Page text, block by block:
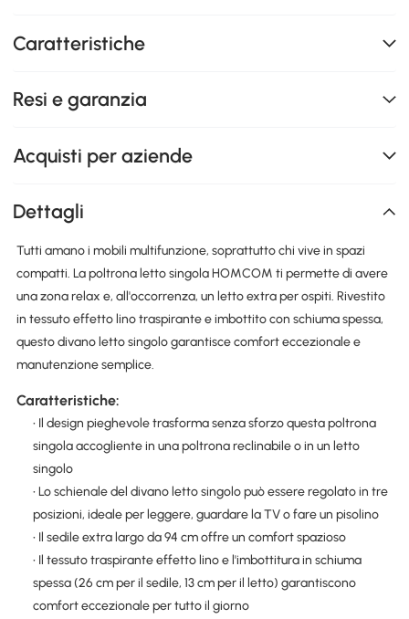
Caratteristiche
Resi e garanzia
Acquisti per aziende
Dettagli
Tutti amano i mobili multifunzione, soprattutto chi vive in spazi
compatti. La poltrona letto singola HOMCOM ti permette di avere
una zona relax e, all'occorrenza, un letto extra per ospiti. Rivestito
in tessuto effetto lino traspirante e imbottito con schiuma spessa,
questo divano letto singolo garantisce comfort eccezionale e
manutenzione semplice.
Caratteristiche:
• Il design pieghevole trasforma senza sforzo questa poltrona
singola accogliente in una poltrona reclinabile o in un letto
singolo
• Lo schienale del divano letto singolo può essere regolato in tre
posizioni, ideale per leggere, guardare la TV o fare un pisolino
• Il sedile extra largo da 94 cm offre un comfort spazioso
• Il tessuto traspirante effetto lino e l'imbottitura in schiuma
spessa (26 cm per il sedile, 13 cm per il letto) garantiscono
comfort eccezionale per tutto il giorno